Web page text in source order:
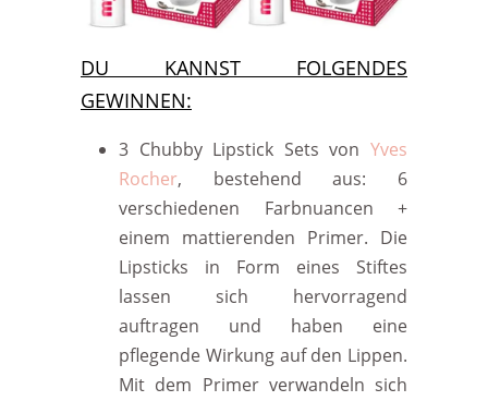
DU KANNST FOLGENDES
GEWINNEN:
3 Chubby Lipstick Sets von Yves
Rocher, bestehend aus: 6
verschiedenen Farbnuancen +
einem mattierenden Primer. Die
Lipsticks in Form eines Stiftes
lassen sich hervorragend
auftragen und haben eine
pflegende Wirkung auf den Lippen.
Mit dem Primer verwandeln sich